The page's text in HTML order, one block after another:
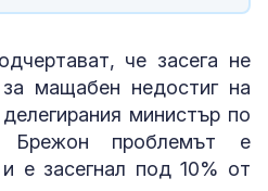
че засега не
мащабен недостиг на
министър по
Брежон проблемът е
е засегнал под 10% от